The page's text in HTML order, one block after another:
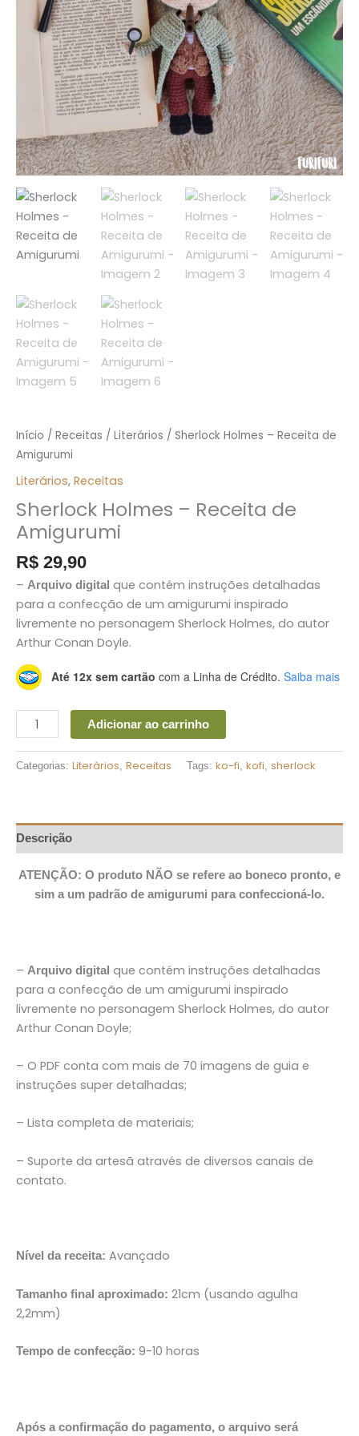
Início / Receitas / Literários / Sherlock Holmes – Receita de
Amigurumi
Literários, Receitas
Sherlock Holmes – Receita de
Amigurumi
R$ 29,90
– Arquivo digital que contém instruções detalhadas
para a confecção de um amigurumi inspirado
livremente no personagem Sherlock Holmes, do autor
Arthur Conan Doyle.
Até 12x sem cartão com a Linha de Crédito. Saiba mais
Adicionar ao carrinho
Categorias: Literários, Receitas Tags: ko-fi, kofi, sherlock
Descrição
ATENÇÃO: O produto NÃO se refere ao boneco pronto, e
sim a um padrão de amigurumi para confeccioná-lo.
– Arquivo digital que contém instruções detalhadas
para a confecção de um amigurumi inspirado
livremente no personagem Sherlock Holmes, do autor
Arthur Conan Doyle;
– O PDF conta com mais de 70 imagens de guia e
instruções super detalhadas;
– Lista completa de materiais;
– Suporte da artesã através de diversos canais de
contato.
Nível da receita: Avançado
Tamanho final aproximado: 21cm (usando agulha
2,2mm)
Tempo de confecção: 9-10 horas
Após a confirmação do pagamento, o arquivo será